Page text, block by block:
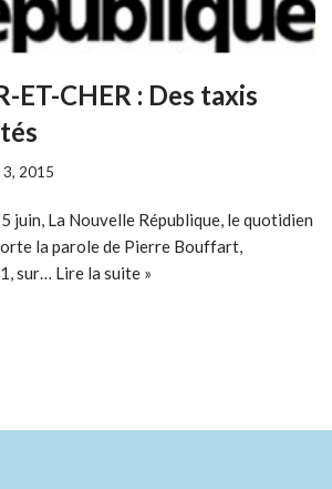
ET-CHER : Des taxis
2015
juin, La Nouvelle République, le quotidien
la parole de Pierre Bouffart,
sur… Lire la suite »